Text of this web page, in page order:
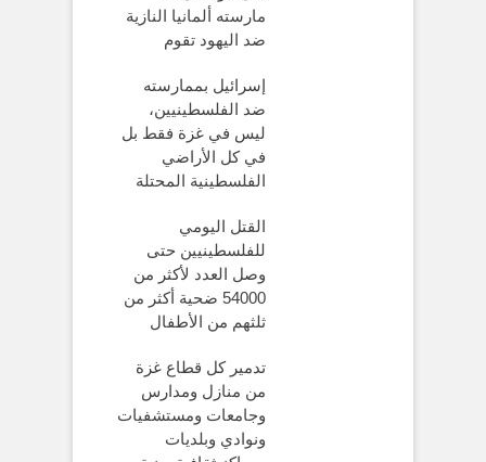
مارسته ألمانيا النازية
ضد اليهود تقوم
إسرائيل بممارسته
ضد الفلسطينيين،
ليس في غزة فقط بل
في كل الأراضي
الفلسطينية المحتلة
القتل اليومي
للفلسطينيين حتى
وصل العدد لأكثر من
54000 ضحية أكثر من
ثلثهم من الأطفال
تدمير كل قطاع غزة
من منازل ومدارس
وجامعات ومستشفيات
ونوادي وبلديات